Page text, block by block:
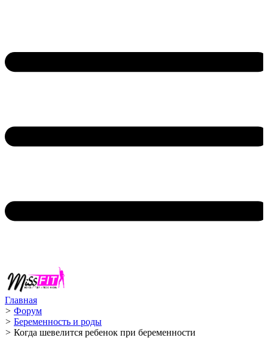
Главная
> Форум
> Беременность и роды
> Когда шевелится ребенок при беременности